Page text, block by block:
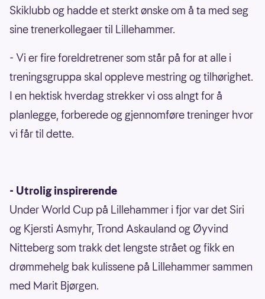
Skiklubb og hadde et sterkt ønske om å ta med seg
sine trenerkollegaer til Lillehammer.
- Vi er fire foreldretrener som står på for at alle i
treningsgruppa skal oppleve mestring og tilhørighet.
I en hektisk hverdag strekker vi oss alngt for å
planlegge, forberede og gjennomføre treninger hvor
vi får til dette.
- Utrolig inspirerende
Under World Cup på Lillehammer i fjor var det Siri
og Kjersti Asmyhr, Trond Askauland og Øyvind
Nitteberg som trakk det lengste strået og fikk en
drømmehelg bak kulissene på Lillehammer sammen
med Marit Bjørgen.